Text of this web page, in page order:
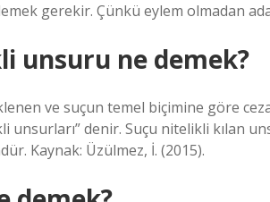
gerekir. Çünkü eylem olmadan
unsuru ne demek?
ve suçun temel biçimine göre
unsurları” denir. Suçu nitelikli kılan
Kaynak: Üzülmez, İ. (2015).